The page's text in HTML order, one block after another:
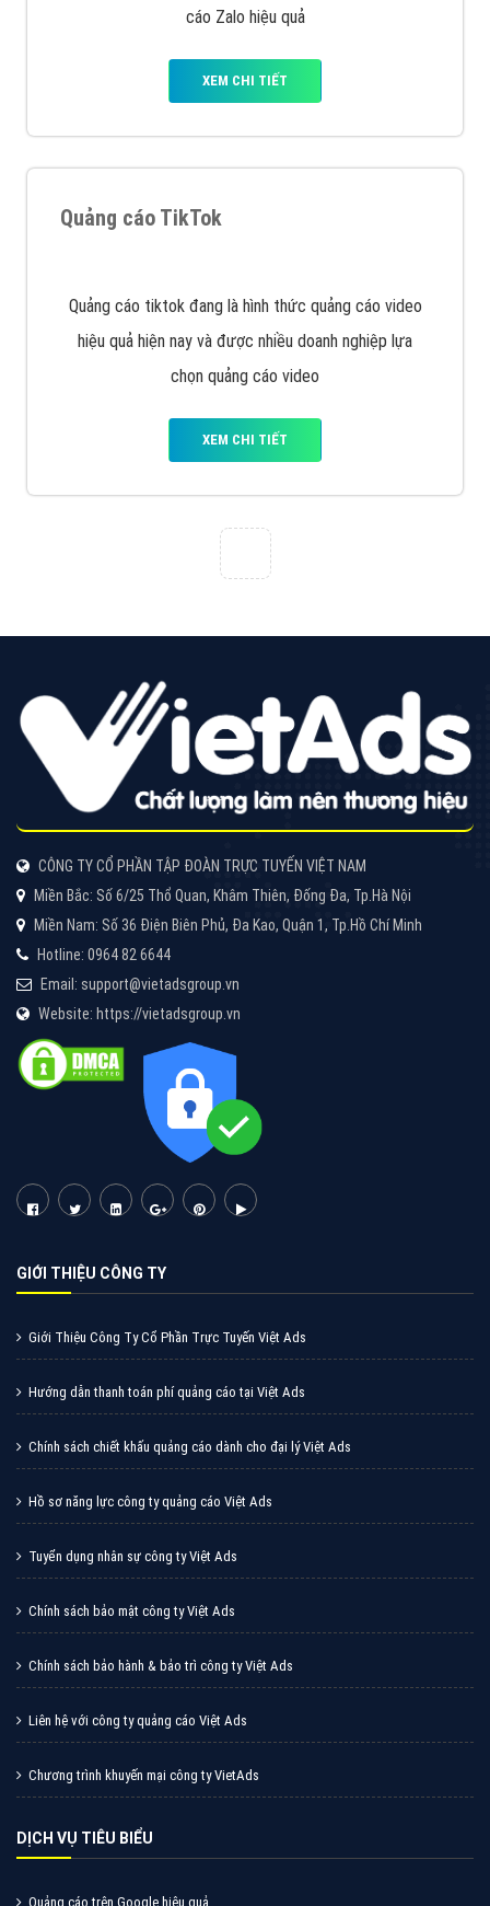
VietAds với đội ngũ chuyên viên tư ấn am hiểu về
chiến dịch quảng cáo Youtube sẽ tư vấn bạn giải pháp
tối ưu, hiệu quả nhất
Thiết kế Website
Tìm công ty thiết kế website uy tín, chuyên nghiệp tại
Hà Nội là rất khó cho khách hàng. VietAds xin giới
thiệu công ty thiết kế Viet
XEM CHI TIẾT
Quảng cáo Cốc Cốc
Cốc Cốc là trình duyệt web trực tuyến hiệu quả, hãy
của trình duyệt Cốc Cốc
XEM CHI TIẾT
Quảng cáo Zalo